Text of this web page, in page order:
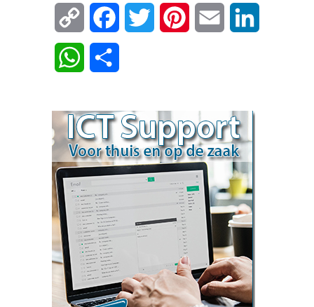
Copy
Link
FacebookTwitter Pinterest Email
WhatsApp